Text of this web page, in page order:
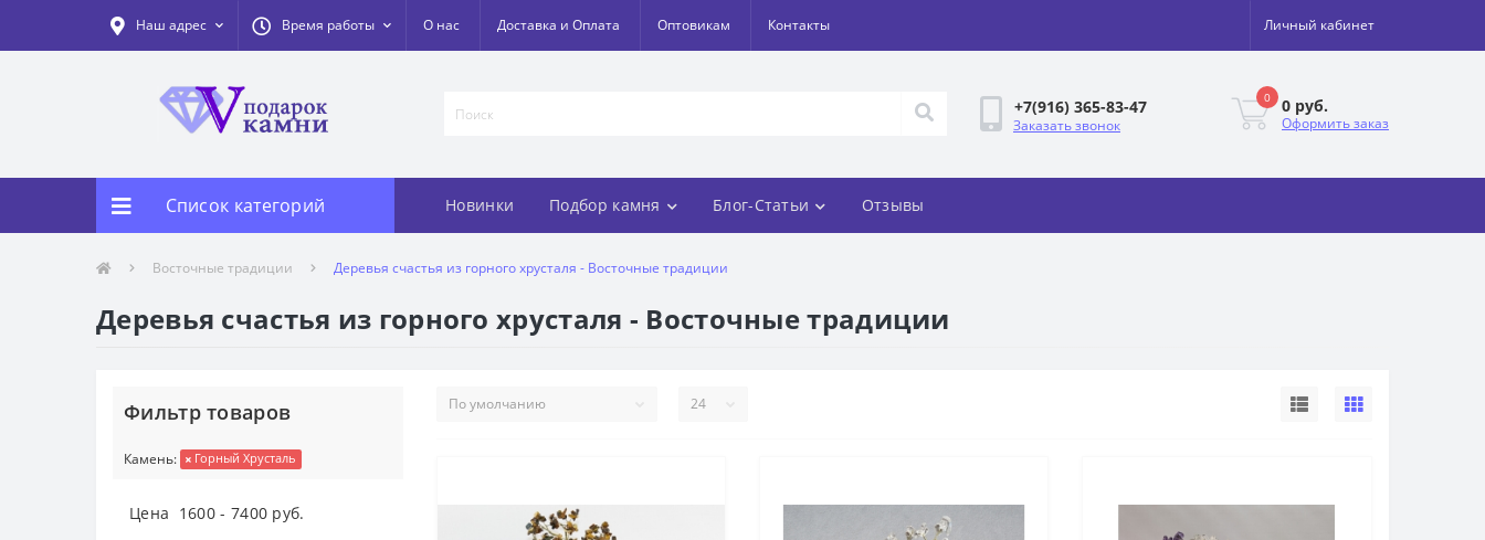
Наш адрес Время работы О нас Доставка и Оплата Оптовикам Контакты Личный кабинет
+7(916) 365-83-47
Заказать звонок
0 0 руб.
Оформить заказ
Список категорий Новинки Подбор камня Блог-Статьи Отзывы
Восточные традиции Деревья счастья из горного хрусталя - Восточные традиции
Деревья счастья из горного хрусталя - Восточные традиции
Фильтр товаров
Камень: Горный Хрусталь
Цена 1600 - 7400 руб.